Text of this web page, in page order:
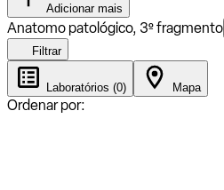
Adicionar mais
Anatomo patológico, 3º fragmento
Filtrar
Laboratórios (0) Mapa
Ordenar por: